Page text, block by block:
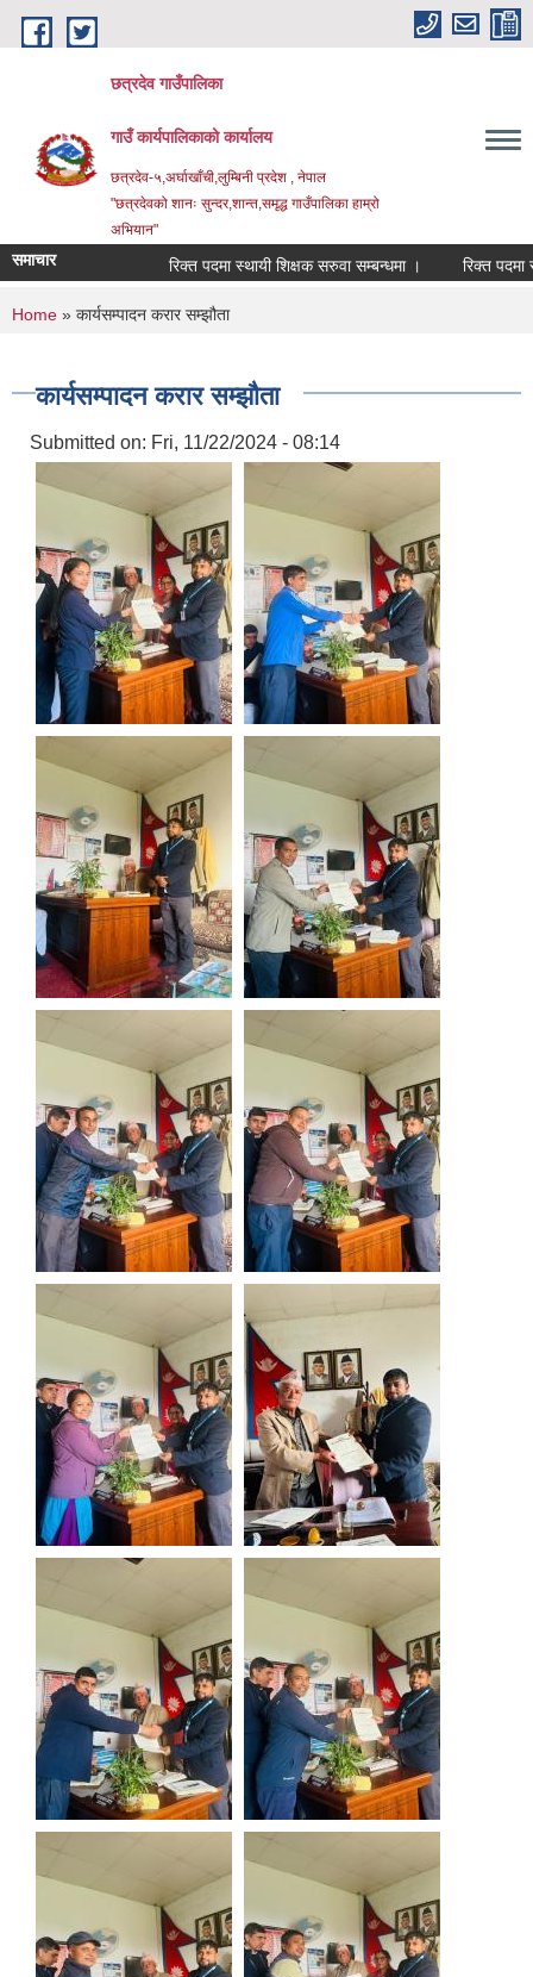
Skip to main content
छत्रदेव गाउँपालिका
गाउँ कार्यपालिकाको कार्यालय
छत्रदेव-५,अर्घाखाँची,लुम्बिनी प्रदेश , नेपाल
"छत्रदेवको शानः सुन्दर,शान्त,समृद्ध गाउँपालिका हाम्रो
अभियान"
समाचार रिक्त पदमा स्थायी शिक्षक सरुवा सम्बन्धमा । रिक्त पदमा
You are here
Home » कार्यसम्पादन करार सम्झौता
कार्यसम्पादन करार सम्झौता
Submitted on: Fri, 11/22/2024 - 08:14